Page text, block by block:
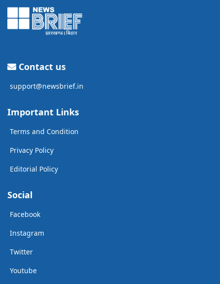
Contact us
support@newsbrief.in
Important Links
Terms and Condition
Privacy Policy
Editorial Policy
Social
Facebook
Instagram
Twitter
Youtube